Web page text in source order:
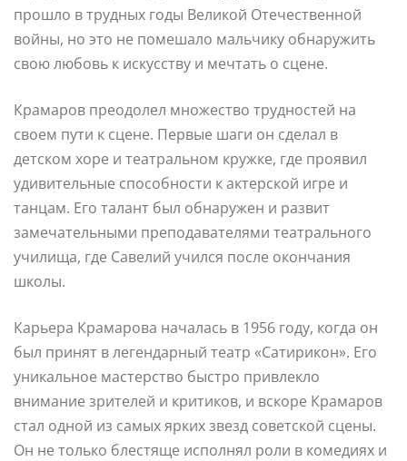
прошло в трудных годы Великой Отечественной
войны, но это не помешало мальчику обнаружить
свою любовь к искусству и мечтать о сцене.
Крамаров преодолел множество трудностей на
своем пути к сцене. Первые шаги он сделал в
детском хоре и театральном кружке, где проявил
удивительные способности к актерской игре и
танцам. Его талант был обнаружен и развит
замечательными преподавателями театрального
училища, где Савелий учился после окончания
школы.
Карьера Крамарова началась в 1956 году, когда он
был принят в легендарный театр «Сатирикон». Его
уникальное мастерство быстро привлекло
внимание зрителей и критиков, и вскоре Крамаров
стал одной из самых ярких звезд советской сцены.
Он не только блестяще исполнял роли в комедиях и